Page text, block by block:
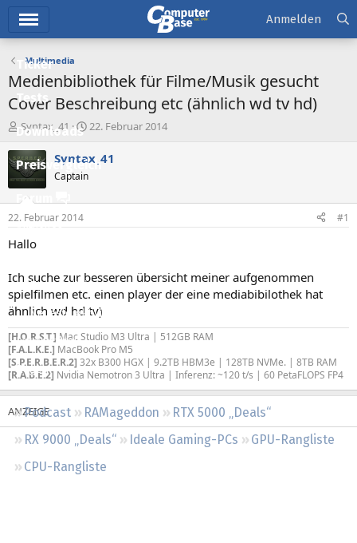
Ticker
Tests
Downloads
Preisvergleich
Forum
Aktuelles
Neue Beiträge
Neueste Aktivitäten
Leserartikel
Regeln
Podcast RAMageddon
RTX 5000 „Deals“
RX 9000 „Deals“
Ideale Gaming-PCs
GPU-Rangliste
CPU-Rangliste
Anmelden
Multimedia
Medienbibliothek für Filme/Musik gesucht
Cover Beschreibung etc (ähnlich wd tv hd)
E
r
s
t
e
e
r
Syntax_41
E
s
t
22. Februar 2014
Syntax_41
Captain
22. Februar 2014 #1
Hallo
Ich suche zur besseren übersicht meiner aufgenommen
spielfilmen etc. einen player der eine mediabibilothek hat
ähnlich wd hd tv)
[H.O.R.S.T.] Mac Studio M3 Ultra | 512GB RAM
[F.A.L.K.E.] MacBook Pro M5
[S.P.E.R.B.E.R.2] 32x B300 HGX | 9.2TB HBM3e | 128TB NVMe. | 8TB RAM
[R.A.B.E.2] Nvidia Nemotron 3 Ultra | Inferenz: ~120 t/s | 60 PetaFLOPS FP4